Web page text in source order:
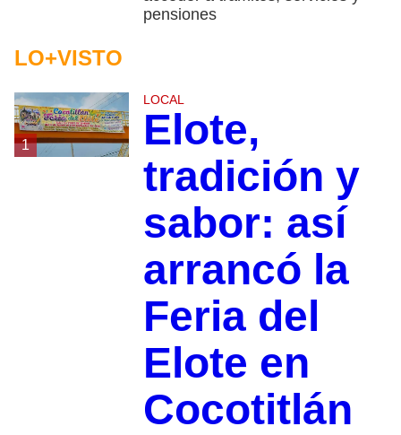
pensiones
LO+VISTO
1
LOCAL
Elote,
tradición y
sabor: así
arrancó la
Feria del
Elote en
Cocotitlán